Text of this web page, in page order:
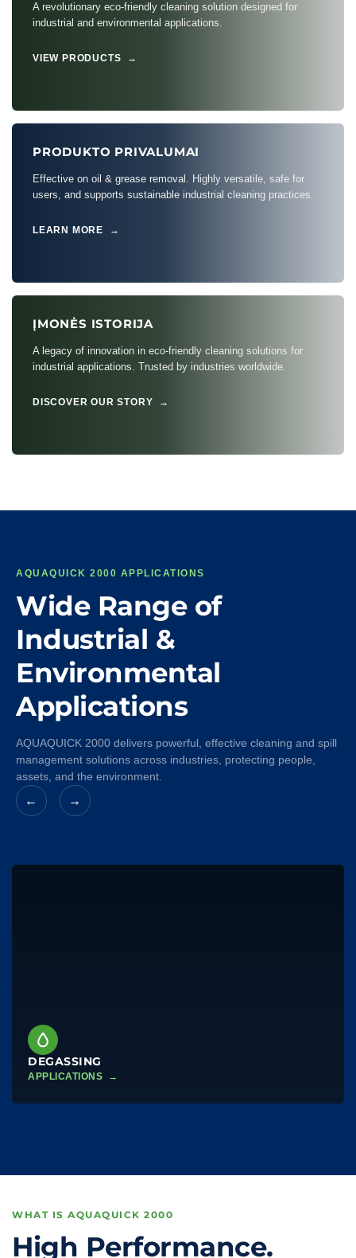
A revolutionary eco-friendly cleaning solution designed for
industrial and environmental applications.
VIEW PRODUCTS →
PRODUKTO PRIVALUMAI
Effective on oil & grease removal. Highly versatile, safe for
users, and supports sustainable industrial cleaning practices.
LEARN MORE →
ĮMONĖS ISTORIJA
A legacy of innovation in eco-friendly cleaning solutions for
industrial applications. Trusted by industries worldwide.
DISCOVER OUR STORY →
AQUAQUICK 2000 APPLICATIONS
Wide Range of
Industrial &
Environmental
Applications
AQUAQUICK 2000 delivers powerful, effective cleaning and spill
management solutions across industries, protecting people,
assets, and the environment.
← →
DEGASSING
APPLICATIONS →
WHAT IS AQUAQUICK 2000
High Performance.